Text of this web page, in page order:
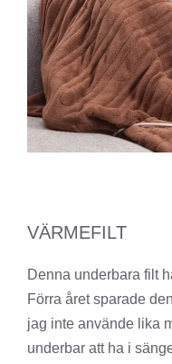
VÄRMEFILT
Denna underbara filt
Förra året sparade
jag inte använde lika
underbar att ha i